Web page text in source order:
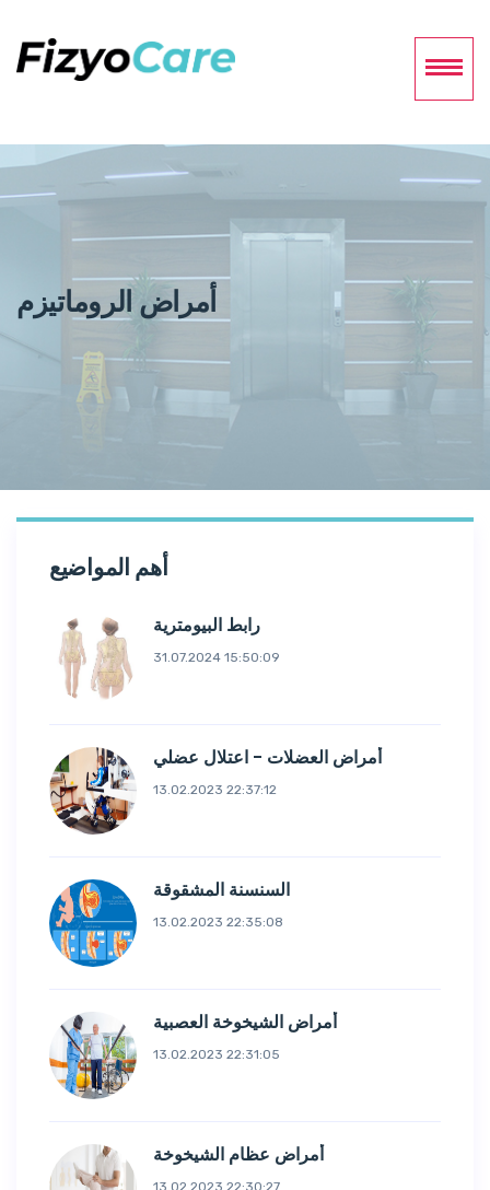
أمراض الروماتيزم
أهم المواضيع
رابط البيومترية
31.07.2024 15:50:09
أمراض العضلات - اعتلال عضلي
13.02.2023 22:37:12
السنسنة المشقوقة
13.02.2023 22:35:08
أمراض الشيخوخة العصبية
13.02.2023 22:31:05
أمراض عظام الشيخوخة
13.02.2023 22:30:27